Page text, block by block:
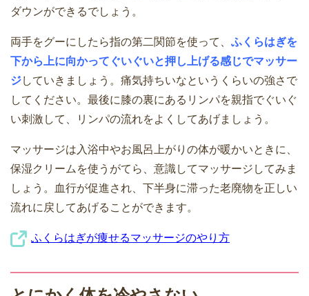
ダウンができるでしょう。
両手をグーにしたら指の第二関節を使って、 ふくらはぎを
下から上に向かってぐいぐいと押し上げる感じでマッサー
ジしていきましょう。痛気持ちいなというくらいの強さで
してください。最後に膝の裏にあるリンパを親指でぐいぐ
い刺激して、リンパの流れをよくしてあげましょう。
マッサージは入浴中やお風呂上がりの体が暖かいときに、
保湿クリームを使うがてら、意識してマッサージしてみま
しょう。血行が促進され、下半身に滞った老廃物を正しい
流れに戻してあげることができます。
ふくらはぎが痩せるマッサージのやり方